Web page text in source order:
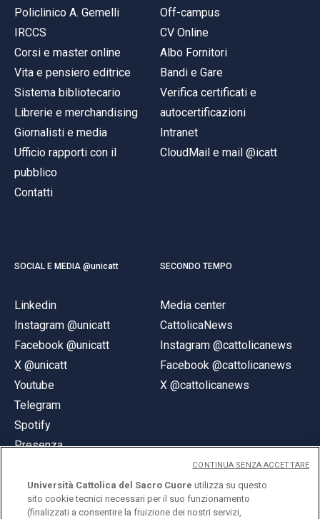
Policlinico A. Gemelli
IRCCS
Corsi e master online
Vita e pensiero editrice
Sistema bibliotecario
Librerie e merchandising
Giornalisti e media
Ufficio rapporti con il
pubblico
Contatti
Off-campus
CV Online
Albo Fornitori
Bandi e Gare
Verifica certificati e
autocertificazioni
Intranet
CloudMail e mail @icatt
SOCIAL E MEDIA @unicatt
Linkedin
Instagram @unicatt
Facebook @unicatt
X @unicatt
Youtube
Telegram
Spotify
Presenza
SECONDO TEMPO
Media center
CattolicaNews
Instagram @cattolicanews
Facebook @cattolicanews
X @cattolicanews
Università Cattolica del Sacro Cuore utilizza su questo
sito cookie tecnici necessari per il suo funzionamento
(finalizzati a consentire la fruizione dei nostri servizi,
CONTINUA SENZA ACCETTARE